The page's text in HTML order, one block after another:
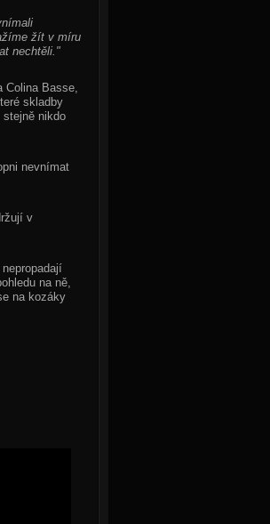
žít v míru
nechtěli."
Colina Basse,
skladby
nikdo
nevnímat
v
na ně,
na kozáky